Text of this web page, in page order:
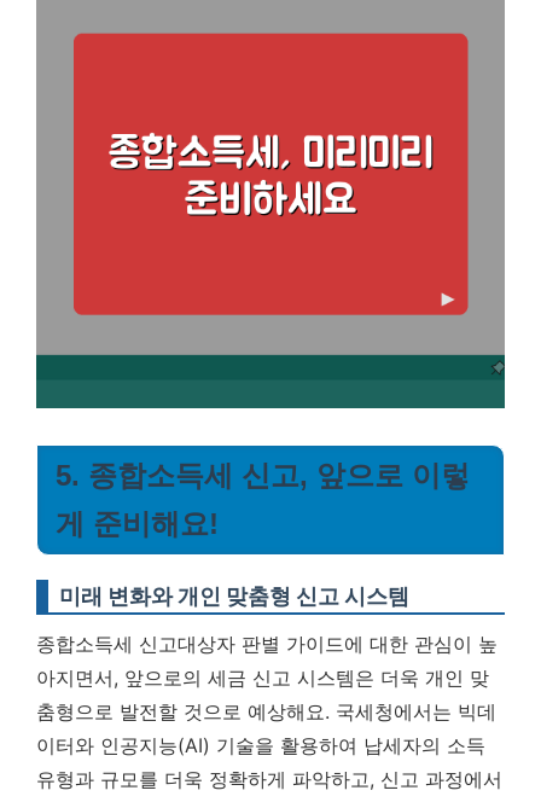
5. 종합소득세 신고, 앞으로 이렇
게 준비해요!
미래 변화와 개인 맞춤형 신고 시스템
종합소득세 신고대상자 판별 가이드에 대한 관심이 높
아지면서, 앞으로의 세금 신고 시스템은 더욱 개인 맞
춤형으로 발전할 것으로 예상해요. 국세청에서는 빅데
이터와 인공지능(AI) 기술을 활용하여 납세자의 소득
유형과 규모를 더욱 정확하게 파악하고, 신고 과정에서